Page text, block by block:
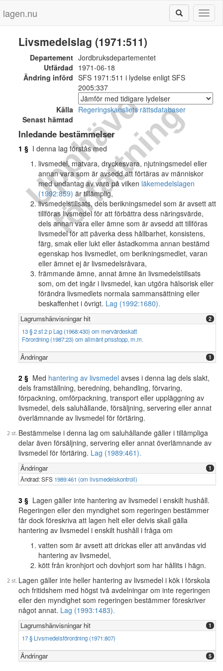
lagen.nu
U
p
p
h
ä
v
d
f
ö
r
f
a
t
t
n
i
n
g
Livsmedelslag (1971:511)
Departement Jordbruksdepartementet
Utfärdad 1971-06-18
Ändring införd SFS 1971:511 i lydelse enligt SFS
2005:337
Källa Regeringskansliets rättsdatabaser
Senast hämtad
Inledande bestämmelser
1 § I denna lag förstås med
livsmedel, matvara, dryckesvara, njutningsmedel eller
annan vara som är avsedd att förtäras av människor
med undantag av vara på vilken läkemedelslagen
(1992:859) är tillämplig,
livsmedelstillsats, dels berikningsmedel som är avsett att
tillföras livsmedel för att förbättra dess näringsvärde,
dels annan vara eller ämne som är avsedd att tillföras
livsmedel för att påverka dess hållbarhet, konsistens,
färg, smak eller lukt eller åstadkomma annan bestämd
egenskap hos livsmedlet, om berikningsmedlet, varan
eller ämnet ej är livsmedelsråvara,
främmande ämne, annat ämne än livsmedelstillsats
som, om det ingår i livsmedel, kan utgöra hälsorisk eller
förändra livsmedlets normala sammansättning eller
beskaffenhet i övrigt. Lag (1992:1680).
Lagrumshänvisningar hit 2
13 § 2 st 2 p Lag (1968:430) om mervärdeskatt
Förordning (1987:23) om allmänt prisstopp, m.m.
Ändringar 1
2 § Med hantering av livsmedel avses i denna lag dels slakt,
dels framställning, beredning, behandling, förvaring,
förpackning, omförpackning, transport eller uppläggning av
livsmedel, dels saluhållande, försäljning, servering eller annat
överlämnande av livsmedel för förtäring.
Bestämmelse i denna lag om saluhållande gäller i tillämpliga
delar även försäljning, servering eller annat överlämnande av
livsmedel för förtäring. Lag (1989:461).
Ändringar 1
Ändrad: SFS 1989:461 (om livsmedelskontroll)
3 § Lagen gäller inte hantering av livsmedel i enskilt hushåll.
Regeringen eller den myndighet som regeringen bestämmer
får dock föreskriva att lagen helt eller delvis skall gälla
hantering av livsmedel i enskilt hushåll i fråga om
vatten som är avsett att drickas eller att användas vid
hantering av livsmedel,
kött från kronhjort och dovhjort som har hållits i hägn.
Lagen gäller inte heller hantering av livsmedel i kök i förskola
och fritidshem med högst två avdelningar om inte regeringen
eller den myndighet som regeringen bestämmer föreskriver
något annat. Lag (1993:1483).
Lagrumshänvisningar hit 1
17 § Livsmedelsförordning (1971:807)
Ändringar 5